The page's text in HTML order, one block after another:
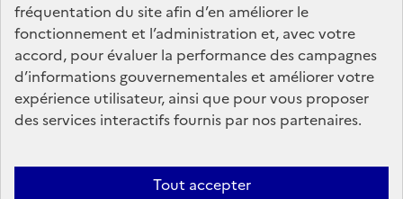
fréquentation du site afin d’en améliorer le
fonctionnement et l’administration et, avec votre
accord, pour évaluer la performance des campagnes
d’informations gouvernementales et améliorer votre
expérience utilisateur, ainsi que pour vous proposer
des services interactifs fournis par nos partenaires.
Tout accepter
Nos marchés
Nos offres d'emploi
FAQ
Glossaire